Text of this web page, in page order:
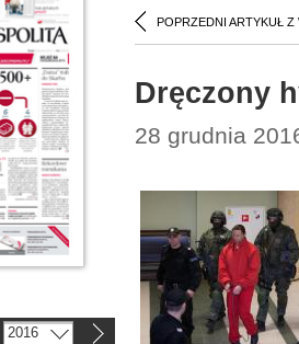
POPRZEDNI ARTYKUŁ Z
Dręczony
28 grudnia
2016